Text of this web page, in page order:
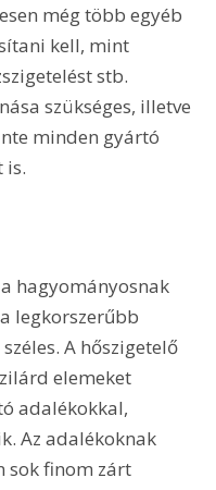
még több egyéb
kell, mint
stb.
szükséges, illetve
minden gyártó
is.
hagyományosnak
legkorszerűbb
A hőszigetelő
elemeket
adalékokkal,
Az adalékoknak
sok finom zárt